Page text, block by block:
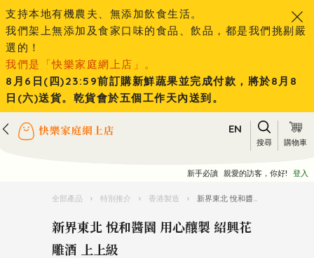
支持本地有機農夫、無添加飲食生活。
我們架上無添加及食家口味的食品、飲品，都是我們挑剔嚴
選的！
我們是「快樂家庭網上店」。
8月6日(四)23:59前訂購新鮮蔬果並完成付款，將於8月8
日(六)送貨。乾貨會於五個工作天內送到。
EN
搜尋 購物車
新手必讀 親愛的訪客，你好! 登入
全部產品 › 特別推介 › 香港製造 › 新界東北 悅和醬園 用心釀製 紹興花雕酒 上上級
新界東北 悅和醬園 用心釀製 紹興花
雕酒 上上級